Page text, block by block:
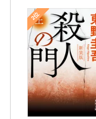
2位